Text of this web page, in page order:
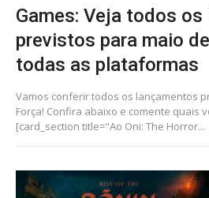
Games: Veja todos
previstos para maio
todas as plataformas
Vamos conferir todos os lançamentos
Força! Confira abaixo e comente quais
[card_section title="Ao Oni: The Horror...